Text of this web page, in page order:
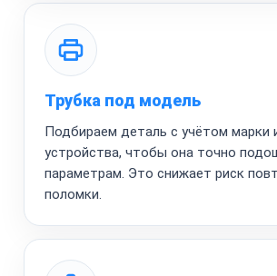
Трубка под модель
Подбираем деталь с учётом марки
устройства, чтобы она точно
параметрам. Это снижает риск
поломки.